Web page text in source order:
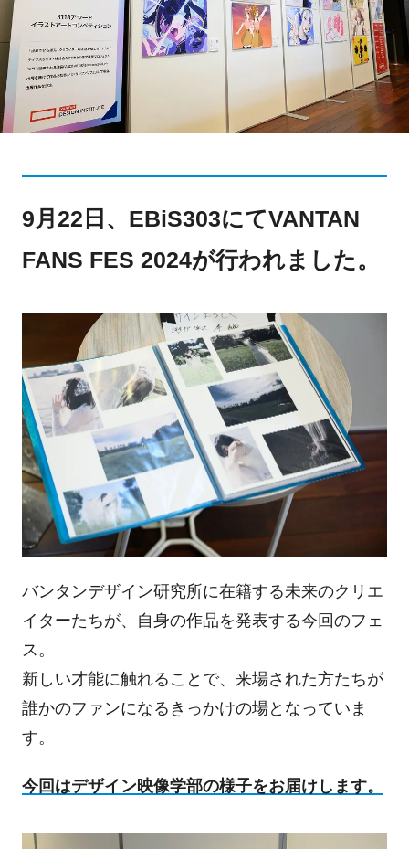
9月22日、EBiS303にてVANTAN
FANS FES 2024が行われました。
バンタンデザイン研究所に在籍する未来のクリエ
イターたちが、自身の作品を発表する今回のフェ
ス。
新しい才能に触れることで、来場された方たちが
誰かのファンになるきっかけの場となっていま
す。
今回はデザイン映像学部の様子をお届けします。